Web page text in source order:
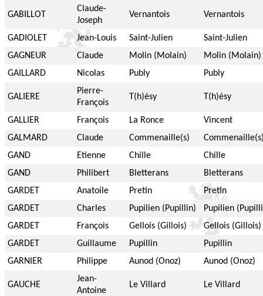
GABILLOT
Claude-
Joseph
Vernantois Vernantois
GADIOLET Jean-Louis Saint-Julien
Saint-Julien
GAGNEUR
Claude Molin (Molain)
Molin (Molain)
GAILLARD
Nicolas Publy Publy
GALIERE
Pierre-
François
T(h)ésy T(h)ésy
GALLIER François La Ronce
Vincent
GALMARD
Claude Commenaille(s)
GAND
Etienne Chille
Chille
GAND
Philibert Bletterans
Bletterans
GARDET
Anatoile Pretin
Pretin
GARDET
Charles Pupilien (Pupillin)
Pupilien
GARDET
François Gellois (Gillois)
Gellois (Gillois)
GARDET
Guillaume Pupillin
Pupillin
GARNIER
Philippe Aunod (Onoz) Aunod (Onoz)
GAUCHE
Jean-
Antoine
Le Villard Le Villard